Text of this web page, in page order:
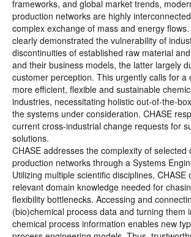
frameworks, and global market trends,
production networks are highly
complex exchange of mass and energy
clearly demonstrated the vulnerability of
discontinuities of established raw material
and their business models, the latter largely
customer perception. This urgently calls for a
more efficient, flexible and sustainable
industries, necessitating holistic out-of-the-
the systems under consideration. CHASE
current cross-industrial change requests for
solutions.
CHASE addresses the complexity of selected
production networks through a Systems
Utilizing multiple scientific disciplines, CHASE
relevant domain knowledge needed for
flexibility bottlenecks. Accessing and
(bio)chemical process data and turning them
chemical process information enables new